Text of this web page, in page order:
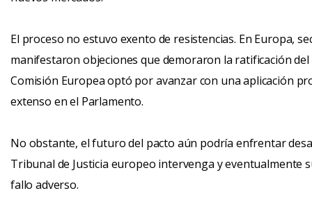
El proceso no estuvo exento de resistencias. En Europa,
manifestaron objeciones que demoraron la ratificación del
Comisión Europea optó por avanzar con una aplicación
extenso en el Parlamento.
No obstante, el futuro del pacto aún podría enfrentar
Tribunal de Justicia europeo intervenga y eventualmente
fallo adverso.